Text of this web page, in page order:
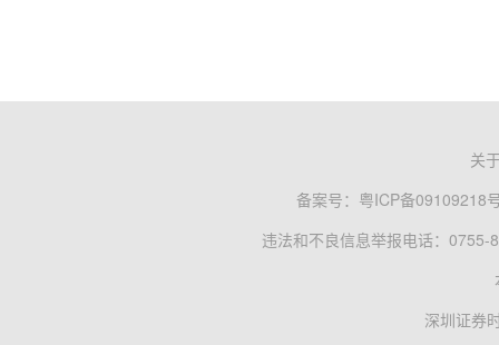
关
备案号： 粤ICP备09109218
违法和不良信息举报电话：0755-
深圳证券